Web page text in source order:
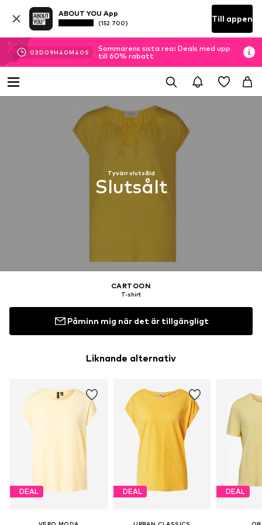
ABOUT YOU App
(152 700) Till appen
03D 09H 40M 40 S
Sommarens sista rea: Deals med upp
till 60% rabatt
Tyvärr slutsåld
Slutsålt
CARTOON
T-shirt
Påminn mig när det är tillgängligt
Liknande alternativ
DEAL DEAL DEAL